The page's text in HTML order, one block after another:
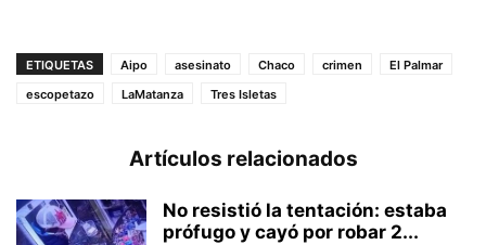
ETIQUETAS Aipo asesinato Chaco crimen
El Palmar
escopetazo
LaMatanza Tres Isletas
Artículos relacionados
No resistió la tentación: estaba
prófugo y cayó por robar 2...